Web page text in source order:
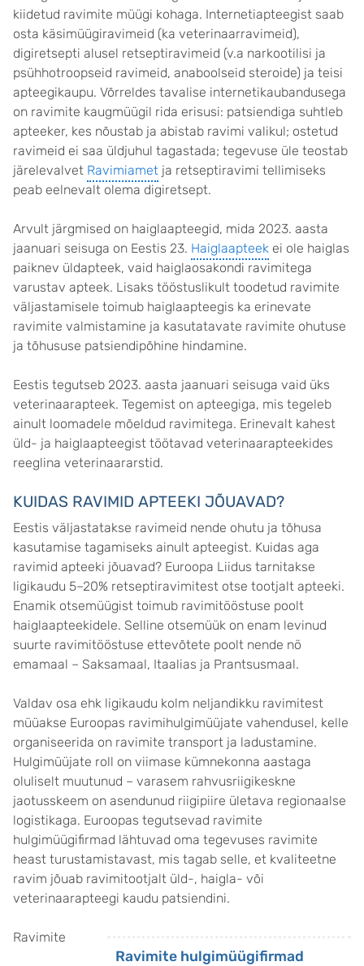
kiidetud ravimite müügi kohaga. Internetiapteegist saab
osta käsimüügiravimeid (ka veterinaarravimeid),
digiretsepti alusel retseptiravimeid (v.a narkootilisi ja
psühhotroopseid ravimeid, anaboolseid steroide) ja teisi
apteegikaupu. Võrreldes tavalise internetikaubandusega
on ravimite kaugmüügil rida erisusi: patsiendiga suhtleb
apteeker, kes nõustab ja abistab ravimi valikul; ostetud
ravimeid ei saa üldjuhul tagastada; tegevuse üle teostab
järelevalvet Ravimiamet ja retseptiravimi tellimiseks
peab eelnevalt olema digiretsept.
Arvult järgmised on haiglaapteegid, mida 2023. aasta
jaanuari seisuga on Eestis 23. Haiglaapteek ei ole haiglas
paiknev üldapteek, vaid haiglaosakondi ravimitega
varustav apteek. Lisaks tööstuslikult toodetud ravimite
väljastamisele toimub haiglaapteegis ka erinevate
ravimite valmistamine ja kasutatavate ravimite ohutuse
ja tõhususe patsiendipõhine hindamine.
Eestis tegutseb 2023. aasta jaanuari seisuga vaid üks
veterinaarapteek. Tegemist on apteegiga, mis tegeleb
ainult loomadele mõeldud ravimitega. Erinevalt kahest
üld- ja haiglaapteegist töötavad veterinaarapteekides
reeglina veterinaararstid.
KUIDAS RAVIMID APTEEKI JÕUAVAD?
Eestis väljastatakse ravimeid nende ohutu ja tõhusa
kasutamise tagamiseks ainult apteegist. Kuidas aga
ravimid apteeki jõuavad? Euroopa Liidus tarnitakse
ligikaudu 5–20% retseptiravimitest otse tootjalt apteeki.
Enamik otsemüügist toimub ravimitööstuse poolt
haiglaapteekidele. Selline otsemüük on enam levinud
suurte ravimitööstuse ettevõtete poolt nende nö
emamaal – Saksamaal, Itaalias ja Prantsusmaal.
Valdav osa ehk ligikaudu kolm neljandikku ravimitest
müüakse Euroopas ravimihulgimüüjate vahendusel, kelle
organiseerida on ravimite transport ja ladustamine.
Hulgimüüjate roll on viimase kümnekonna aastaga
oluliselt muutunud – varasem rahvusriigikeskne
jaotusskeem on asendunud riigipiire ületava regionaalse
logistikaga. Euroopas tegutsevad ravimite
hulgimüügifirmad lähtuvad oma tegevuses ravimite
heast turustamistavast, mis tagab selle, et kvaliteetne
ravim jõuab ravimitootjalt üld-, haigla- või
veterinaarapteegi kaudu patsiendini.
Ravimite hulgimüügifirmad
Ravimite